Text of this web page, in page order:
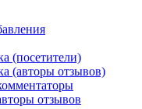
(посетители)
(авторы отзывов)
отзывов